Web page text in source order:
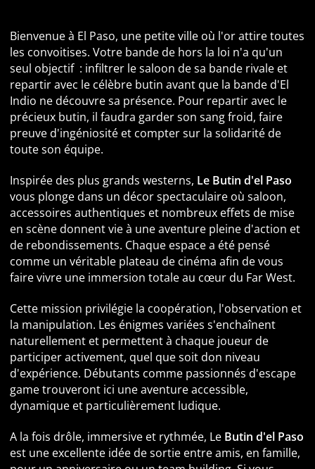
Bienvenue à El Paso, une petite ville où l'or attire toutes
les convoitises. Votre bande de hors la loi n'a qu'un
seul objectif : infiltrer le saloon de sa bande rivale et
repartir avec le célèbre butin avant que la bande d'El
Indio ne découvre sa présence. Pour repartir avec le
précieux butin, il faudra garder son sang froid, faire
preuve d'ingéniosité et compter sur la solidarité de
toute son équipe.
Inspirée des plus grands westerns, Le Butin d'el Paso
vous plonge dans un décor spectaculaire où saloon,
accessoires authentiques et nombreux effets de mise
en scène donnent vie à une aventure pleine d'action et
de rebondissements. Chaque espace a été pensé
comme un véritable plateau de cinéma afin de vous
faire vivre une immersion totale au cœur du Far West.
Cette mission privilégie la coopération, l'observation et
la manipulation. Les énigmes variées s'enchaînent
naturellement et permettent à chaque joueur de
participer activement, quel que soit don niveau
d'expérience. Débutants comme passionnés d'escape
game trouveront ici une aventure accessible,
dynamique et particulièrement ludique.
A la fois drôle, immersive et rythmée, Le Butin d'el Paso
est une excellente idée de sortie entre amis, en famille,